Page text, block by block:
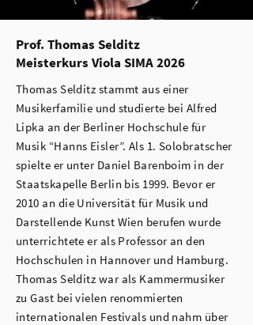
Prof. Thomas Selditz
Meisterkurs Viola SIMA 2026
Thomas Selditz stammt aus einer
Musikerfamilie und studierte bei Alfred
Lipka an der Berliner Hochschule für
Musik “Hanns Eisler”. Als 1. Solobratscher
spielte er unter Daniel Barenboim in der
Staatskapelle Berlin bis 1999. Bevor er
2010 an die Universität für Musik und
Darstellende Kunst Wien berufen wurde
unterrichtete er als Professor an den
Hochschulen in Hannover und Hamburg.
Thomas Selditz war als Kammermusiker
zu Gast bei vielen renommierten
internationalen Festivals und nahm über